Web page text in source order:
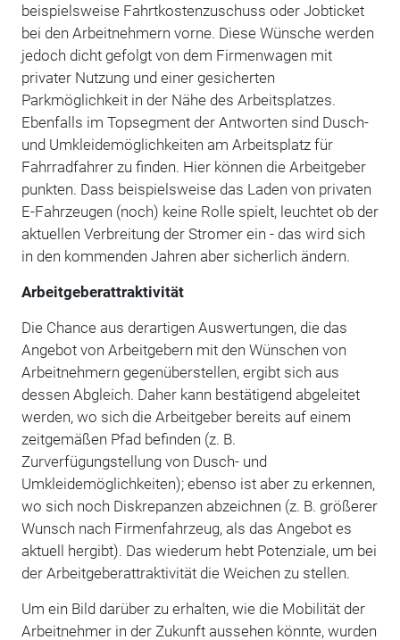
beispielsweise Fahrtkostenzuschuss oder Jobticket
bei den Arbeitnehmern vorne. Diese Wünsche werden
jedoch dicht gefolgt von dem Firmenwagen mit
privater Nutzung und einer gesicherten
Parkmöglichkeit in der Nähe des Arbeitsplatzes.
Ebenfalls im Topsegment der Antworten sind Dusch-
und Umkleidemöglichkeiten am Arbeitsplatz für
Fahrradfahrer zu finden. Hier können die Arbeitgeber
punkten. Dass beispielsweise das Laden von privaten
E-Fahrzeugen (noch) keine Rolle spielt, leuchtet ob der
aktuellen Verbreitung der Stromer ein - das wird sich
in den kommenden Jahren aber sicherlich ändern.
Arbeitgeberattraktivität
Die Chance aus derartigen Auswertungen, die das
Angebot von Arbeitgebern mit den Wünschen von
Arbeitnehmern gegenüberstellen, ergibt sich aus
dessen Abgleich. Daher kann bestätigend abgeleitet
werden, wo sich die Arbeitgeber bereits auf einem
zeitgemäßen Pfad befinden (z. B.
Zurverfügungstellung von Dusch- und
Umkleidemöglichkeiten); ebenso ist aber zu erkennen,
wo sich noch Diskrepanzen abzeichnen (z. B. größerer
Wunsch nach Firmenfahrzeug, als das Angebot es
aktuell hergibt). Das wiederum hebt Potenziale, um bei
der Arbeitgeberattraktivität die Weichen zu stellen.
Um ein Bild darüber zu erhalten, wie die Mobilität der
Arbeitnehmer in der Zukunft aussehen könnte, wurden